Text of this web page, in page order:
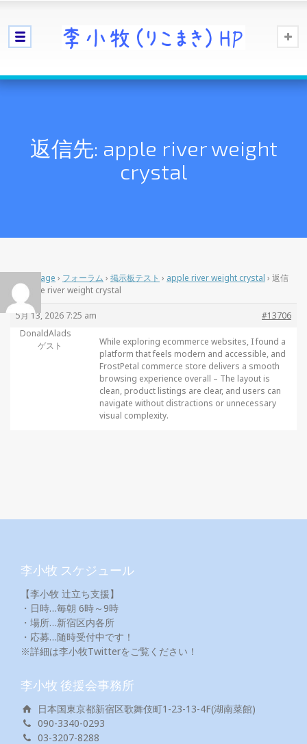
返信先: apple river weight
crystal
Home Page › フォーラム › 掲示板テスト › apple river weight crystal › 返信
先: apple river weight crystal
5月 13, 2026 7:25 am
#13706
DonaldAlads
ゲスト
While exploring ecommerce websites, I found a
platform that feels modern and accessible, and
FrostPetal commerce store delivers a smooth
browsing experience overall – The layout is
clean, product listings are clear, and users can
navigate without distractions or unnecessary
visual complexity.
李小牧 スケジュール
【李小牧 辻立ち支援】
・日時…毎朝 6時～9時
・場所…新宿区内各所
・応募…随時受付中です！
※詳細は李小牧Twitterをご覧ください！
李小牧 後援会事務所
日本国東京都新宿区歌舞伎町1-23-13-4F(湖南菜館)
090-3340-0293
03-3207-8288